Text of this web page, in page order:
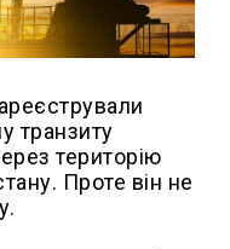
транзиту
територію
Проте він не